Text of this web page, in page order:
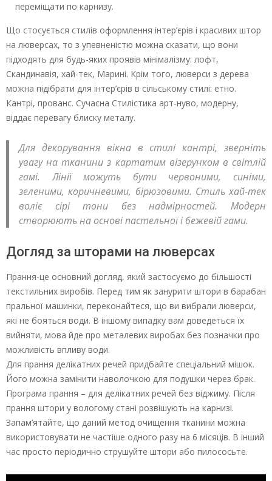
переміщати по карнизу.
Що стосується стилів оформлення інтер’єрів і красивих штор
на люверсах, то з упевненістю можна сказати, що вони
підходять для будь-яких проявів мінімалізму: лофт,
Скандинавія, хай-тек, Марині. Крім того, люверси з дерева
можна підібрати для інтер’єрів в сільському стилі: етно.
Кантрі, прованс. Сучасна Стилістика арт-нуво, модерну,
віддає перевагу блиску металу.
Для декорування вікна в стилі кантрі, зверніть
увагу на тканини з картатим візерунком в світлій
гамі. Лінії можуть бути червоними, синіми,
зеленими, коричневими, бірюзовими. Стиль хай-тек
воліє сірі тони без надмірностей. Модерн
створюють на основі пастельної і бежевій гами.
Догляд за шторами на люверсах
Прання-це основний догляд, який застосуємо до більшості
текстильних виробів. Перед тим як занурити штори в барабан
пральної машинки, переконайтеся, що ви вибрали люверси,
які не бояться води. В іншому випадку вам доведеться їх
вийняти, мова йде про металевих виробах без позначки про
можливість впливу води.
Для прання делікатних речей придбайте спеціальний мішок.
Його можна замінити наволочкою для подушки через брак.
Програма прання – для делікатних речей без віджиму. Після
прання штори у вологому стані розвішують на карнизі.
Запам’ятайте, що даний метод очищення тканини можна
використовувати не частіше одного разу на 6 місяців. В інший
час просто періодично струшуйте штори або пилососьте.